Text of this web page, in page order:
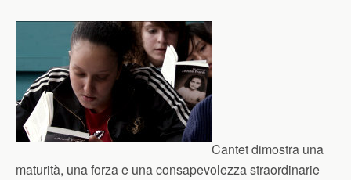
Cantet dimostra una
maturità, una forza e una consapevolezza straordinarie